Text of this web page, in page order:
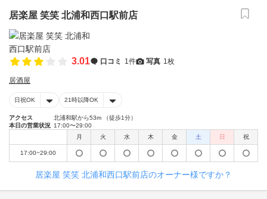
居楽屋 笑笑 北浦和西口駅前店
3.01 口コミ 1件 写真 1枚
居酒屋
日祝OK 21時以降OK
アクセス
北浦和駅から53m （徒歩1分）
本日の営業状況 17:00〜29:00
月
火 水 木 金 土 日 祝
17:00~29:00
居楽屋 笑笑 北浦和西口駅前店のオーナー様ですか？